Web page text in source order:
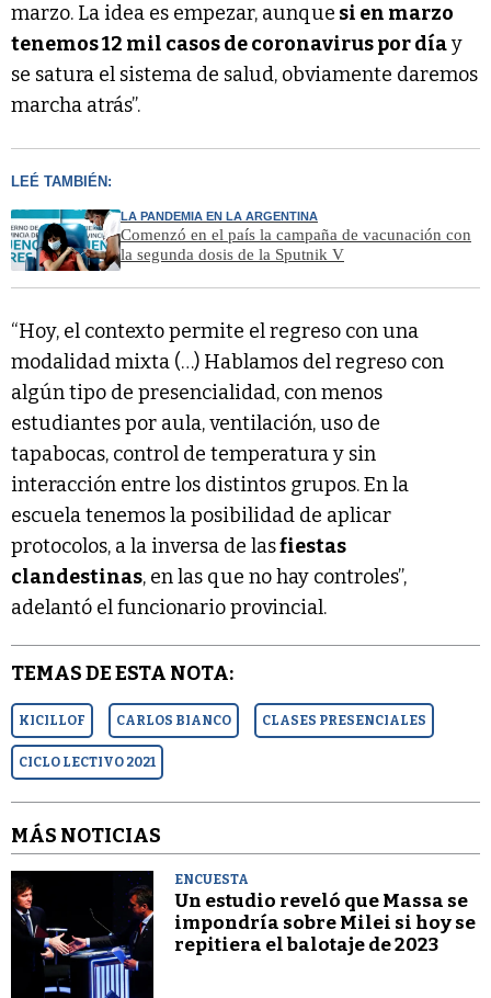
marzo. La idea es empezar, aunque si en marzo
tenemos 12 mil casos de coronavirus por díay
se satura el sistema de salud, obviamente daremos
marcha atrás”.
LEÉ TAMBIÉN:
LA PANDEMIA EN LA ARGENTINA
Comenzó en el país la campaña de vacunación con
la segunda dosis de la Sputnik V
“Hoy, el contexto permite el regreso con una
modalidad mixta (…) Hablamos del regreso con
algún tipo de presencialidad, con menos
estudiantes por aula, ventilación, uso de
tapabocas, control de temperatura y sin
interacción entre los distintos grupos. En la
escuela tenemos la posibilidad de aplicar
protocolos, a la inversa de lasfiestas
clandestinas, en las que no hay controles”,
adelantó el funcionario provincial.
TEMAS DE ESTA NOTA:
KICILLOF CARLOS BIANCO CLASES PRESENCIALES
CICLO LECTIVO 2021
MÁS NOTICIAS
ENCUESTA
Un estudio reveló que Massa se
impondría sobre Milei si hoy se
repitiera el balotaje de 2023